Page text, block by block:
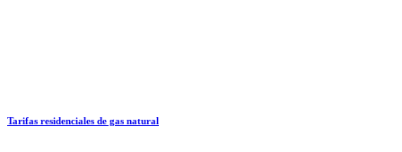
Tarifas residenciales de gas natural